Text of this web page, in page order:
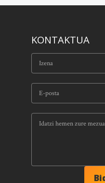
KONTAKTUA